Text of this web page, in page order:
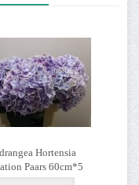
Hortensia
Paars 60cm*5